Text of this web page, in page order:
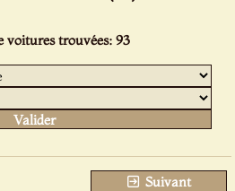
voitures trouvées: 93
Suivant